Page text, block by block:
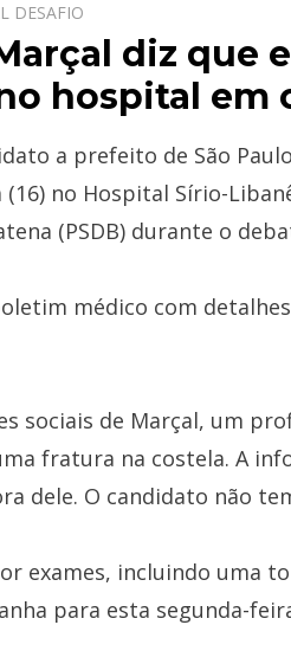
DESAFIO
diz que
hospital em
a prefeito de São
no Hospital Sírio-
(PSDB) durante o
médico com
sociais de Marçal, um
fratura na costela. A
dele. O candidato não
exames, incluindo uma
para esta segunda-